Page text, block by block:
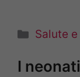
Salute
I